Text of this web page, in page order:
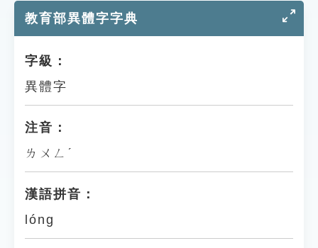
貓頭鷹博士
教育部異體字字典
字級：
異體字
注音：
ㄌㄨㄥˊ
漢語拼音：
lóng